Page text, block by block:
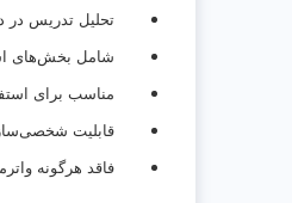
تحلیل تدریس در
شامل بخش‌های
مناسب برای
قابلیت
فاقد هرگونه